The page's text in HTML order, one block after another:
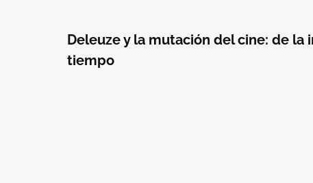
Deleuze y la mutación del cine: de
tiempo